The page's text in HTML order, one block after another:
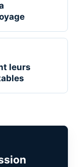
leurs